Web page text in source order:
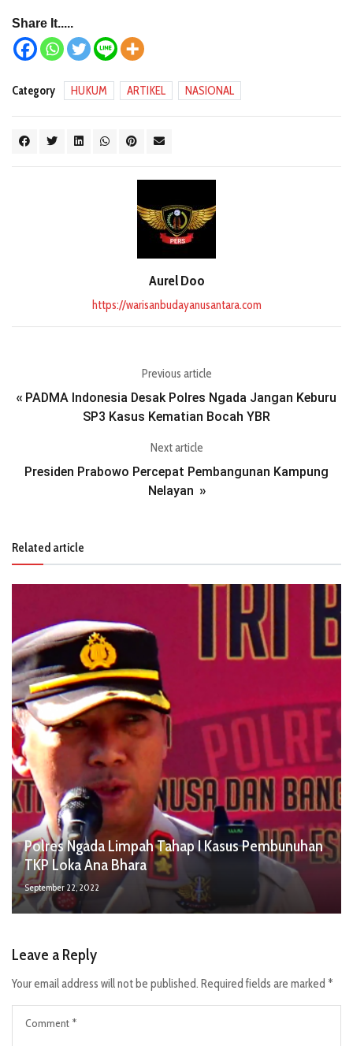
Share It.....
Category HUKUM ARTIKEL NASIONAL
Aurel Doo
https://warisanbudayanusantara.com
Previous article
« PADMA Indonesia Desak Polres Ngada Jangan Keburu
SP3 Kasus Kematian Bocah YBR
Next article
Presiden Prabowo Percepat Pembangunan Kampung
Nelayan »
Related article
Polres Ngada Limpah Tahap I Kasus Pembunuhan
TKP Loka Ana Bhara
September 22, 2022
Leave a Reply
Your email address will not be published. Required fields are marked *